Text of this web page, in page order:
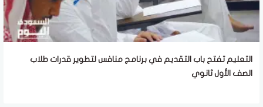
التعليم تفتح باب التقديم في برنامج منافس لتطوير قدرات طلاب
الصف الأول ثانوي